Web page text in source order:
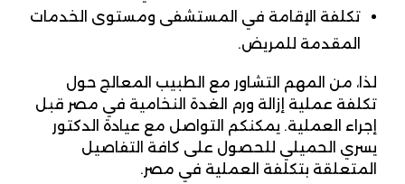
تكلفة الإقامة في المستشفى ومستوى الخدمات
المقدمة للمريض.
لذا، من المهم التشاور مع الطبيب المعالج حول
تكلفة عملية إزالة ورم الغدة النخامية في مصر قبل
إجراء العملية. يمكنكم التواصل مع عيادة الدكتور
يسري الحميلي للحصول على كافة التفاصيل
المتعلقة بتكلفة العملية في مصر.